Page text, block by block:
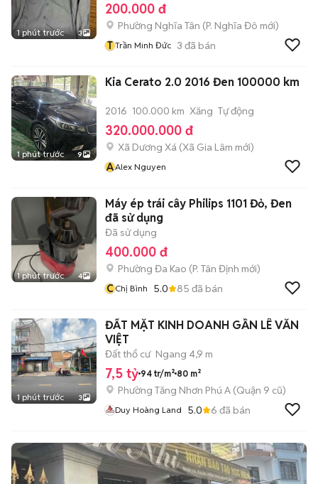
1 phút trước 3
200.000 đ
Phường Nghĩa Tân (P. Nghĩa Đô mới)
T Trần Minh Đức 3 đã bán
1 phút trước 9
Kia Cerato 2.0 2016 Đen 100000 km
2016 100.000 km Xăng Tự động
320.000.000 đ
Xã Dương Xá (Xã Gia Lâm mới)
AAlex Nguyen
1 phút trước 4
Máy ép trái cây Philips 1101 Đỏ, Đen
đã sử dụng
Đã sử dụng
400.000 đ
Phường Đa Kao (P. Tân Định mới)
CChị Bình 5.0 85 đã bán
1 phút trước 3
ĐẤT MẶT KINH DOANH GẦN LÊ VĂN
VIỆT
Đất thổ cư Ngang 4,9 m
7,5 tỷ 94 tr/m² 80 m²
Phường Tăng Nhơn Phú A (Quận 9 cũ)
Duy Hoàng Land 5.0 6 đã bán